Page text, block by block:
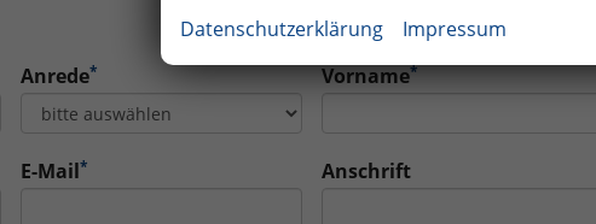
Anrede* Vorname*
E-Mail* Anschrift
Datenschutzerklärung Impressum